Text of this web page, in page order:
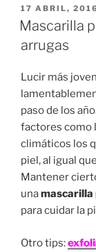
PUBLICADO
EN
17 ABRIL,
Mascarilla
arrugas
Lucir más
paso de los
factores como
climáticos los
piel, al igual
Mantener
unamascarilla
para cuidar la
Otro tips: